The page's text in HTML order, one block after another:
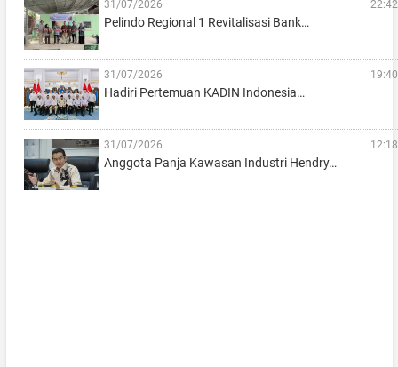
31/07/2026 22:42
Pelindo Regional 1 Revitalisasi Bank…
31/07/2026 19:40
Hadiri Pertemuan KADIN Indonesia…
31/07/2026 12:18
Anggota Panja Kawasan Industri Hendry…